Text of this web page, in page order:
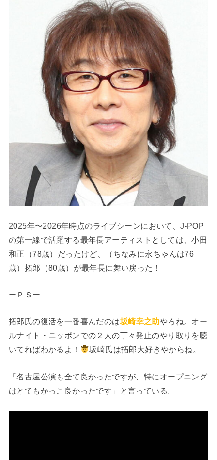
2025年〜2026年時点のライブシーンにおいて、J-POP
の第一線で活躍する最年長アーティストとしては、小田
和正（78歳）だったけど、（ちなみに永ちゃんは76
歳）拓郎（80歳）が最年長に舞い戻った！
ーＰＳー
拓郎氏の復活を一番喜んだのは坂崎幸之助やろね。オー
ルナイト・ニッポンでの２人の丁々発止のやり取りを聴
いてればわかるよ！
坂崎氏は拓郎大好きやからね。
「名古屋公演も全て良かったですが、特にオープニング
はとてもかっこ良かったです」と言っている。